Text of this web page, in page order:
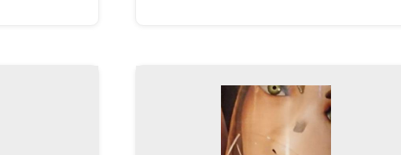
de geur is
en
De smaak is